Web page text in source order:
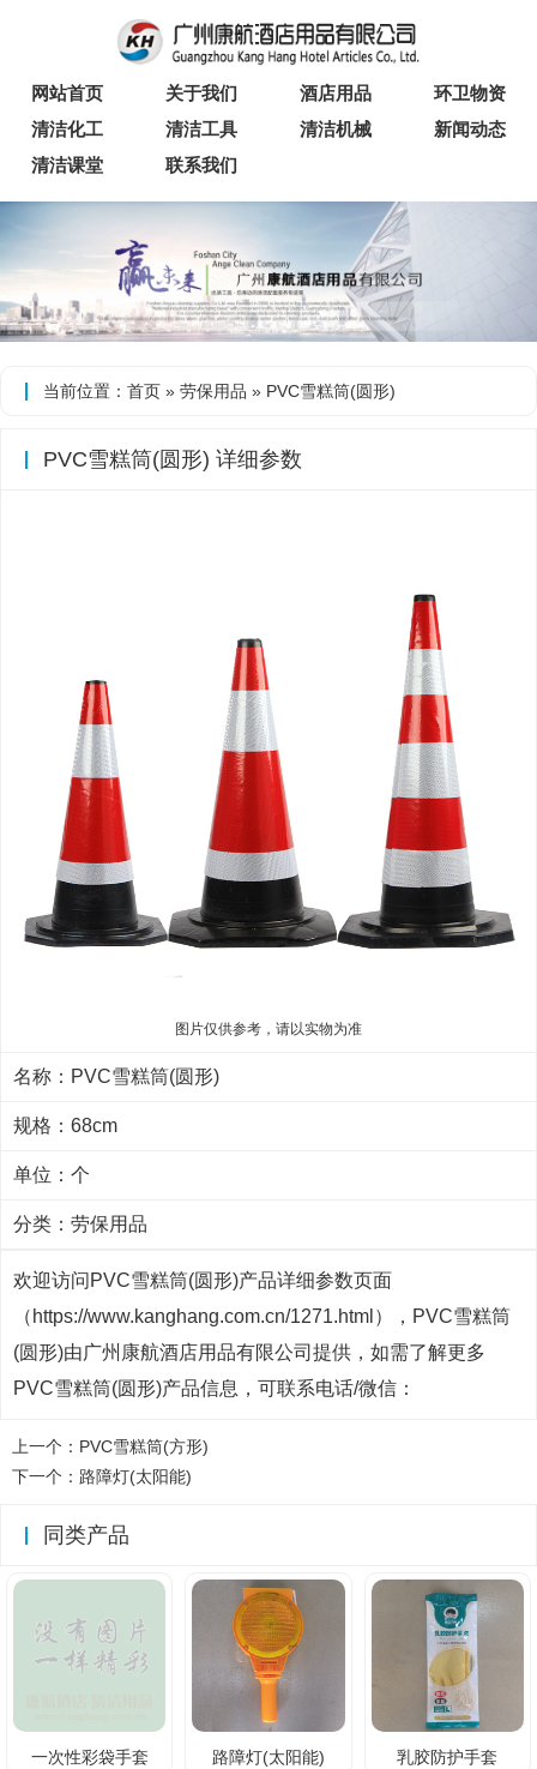
网站首页 关于我们 酒店用品
环卫物资
清洁化工
清洁工具 清洁机械
新闻动态
清洁课堂
联系我们
当前位置： 首页 » 劳保用品 » PVC雪糕筒(圆形)
PVC雪糕筒(圆形) 详细参数
图片仅供参考，请以实物为准
名称：PVC雪糕筒(圆形)
规格：68cm
单位：个
分类： 劳保用品
欢迎访问PVC雪糕筒(圆形)产品详细参数页面
（https://www.kanghang.com.cn/1271.html），PVC雪糕筒
(圆形)由广州康航酒店用品有限公司提供，如需了解更多
PVC雪糕筒(圆形)产品信息，可联系电话/微信：
上一个： PVC雪糕筒(方形)
下一个： 路障灯(太阳能)
同类产品
一次性彩袋手套 路障灯(太阳能) 乳胶防护手套